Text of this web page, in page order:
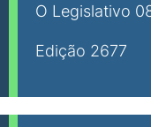
O Legislativo
Edição 2677